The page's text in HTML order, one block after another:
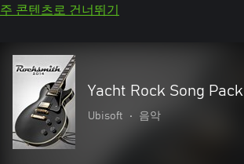
주 콘텐츠로 건너뛰기
Yacht Rock Song Pack
Ubisoft • 음악